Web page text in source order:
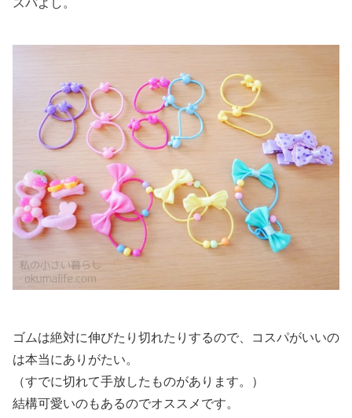
スパよし。
ゴムは絶対に伸びたり切れたりするので、コスパがいいの
は本当にありがたい。
（すでに切れて手放したものがあります。）
結構可愛いのもあるのでオススメです。